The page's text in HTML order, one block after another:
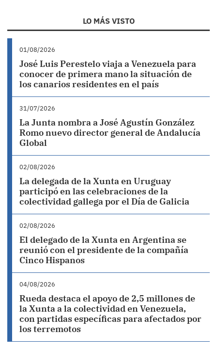
LO MÁS VISTO
01/08/2026
José Luis Perestelo viaja a Venezuela para
conocer de primera mano la situación de
los canarios residentes en el país
31/07/2026
La Junta nombra a José Agustín González
Romo nuevo director general de Andalucía
Global
02/08/2026
La delegada de la Xunta en Uruguay
participó en las celebraciones de la
colectividad gallega por el Día de Galicia
02/08/2026
El delegado de la Xunta en Argentina se
reunió con el presidente de la compañía
Cinco Hispanos
04/08/2026
Rueda destaca el apoyo de 2,5 millones de
la Xunta a la colectividad en Venezuela,
con partidas específicas para afectados por
los terremotos